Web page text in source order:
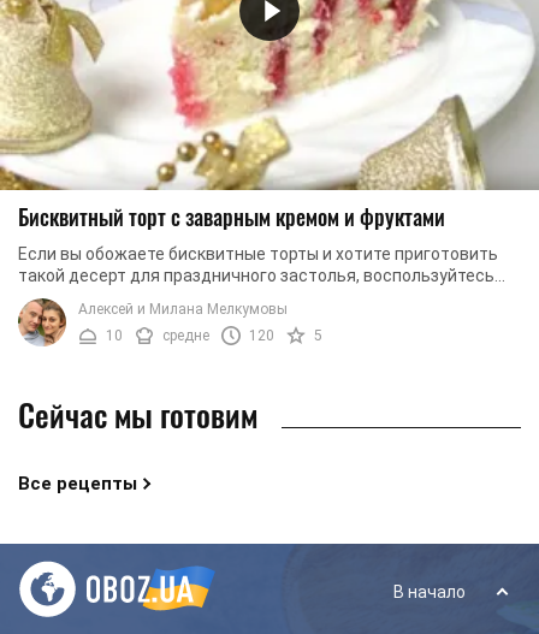
Бисквитный торт с заварным кремом и фруктами
Если вы обожаете бисквитные торты и хотите приготовить
такой десерт для праздничного застолья, воспользуйтесь
нашим десертом. Мы предлагаем ...
Алексей и Милана Мелкумовы
10
средне 120 5
Сейчас мы готовим
Все рецепты
В начало